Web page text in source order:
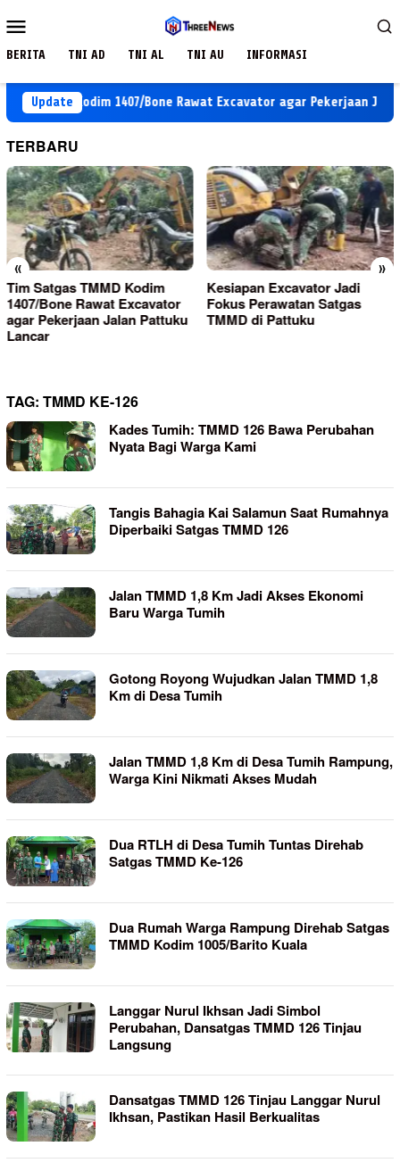
ke
Mobile
BERITA TNI AD TNI AL TNI AU INFORMASI
Update
TMMD Kodim 1407/Bone Rawat Excavator agar Pekerjaan Jalan
TERBARU
« »
Kesiapan Excavator Jadi
Fokus Perawatan Satgas
TMMD di Pattuku
Servis Rutin Excavator untuk
Pastikan Pekerjaan
Peningkatan Jalan TMMD di
TAG: TMMD KE-126
Kades Tumih: TMMD 126 Bawa Perubahan
Nyata Bagi Warga Kami
Tangis Bahagia Kai Salamun Saat Rumahnya
Diperbaiki Satgas TMMD 126
Jalan TMMD 1,8 Km Jadi Akses Ekonomi
Baru Warga Tumih
Gotong Royong Wujudkan Jalan TMMD 1,8
Km di Desa Tumih
Jalan TMMD 1,8 Km di Desa Tumih Rampung,
Warga Kini Nikmati Akses Mudah
Dua RTLH di Desa Tumih Tuntas Direhab
Satgas TMMD Ke-126
Dua Rumah Warga Rampung Direhab Satgas
TMMD Kodim 1005/Barito Kuala
Langgar Nurul Ikhsan Jadi Simbol
Perubahan, Dansatgas TMMD 126 Tinjau
Langsung
Dansatgas TMMD 126 Tinjau Langgar Nurul
Ikhsan, Pastikan Hasil Berkualitas